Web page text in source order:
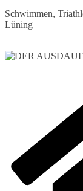
Schwimmen,
Lüning